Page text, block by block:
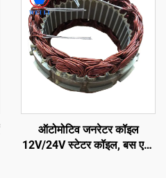
ऑटोमोटिव जनरेटर कॉइल
12V/24V स्टेटर कॉइल, बस एयर